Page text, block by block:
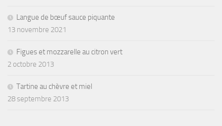
Langue de bœuf sauce piquante
13 novembre 2021
Figues et mozzarelle au citron vert
2 octobre 2013
Tartine au chèvre et miel
28 septembre 2013